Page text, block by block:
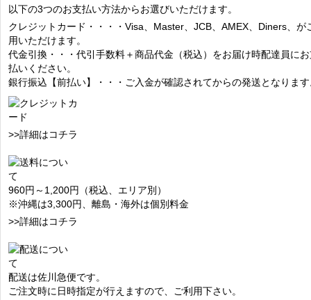
以下の3つのお支払い方法からお選びいただけます。
クレジットカード・・・・Visa、Master、JCB、AMEX、Diners、が
用いただけます。
代金引換・・・代引手数料＋商品代金（税込）をお届け時配達員に
払いください。
銀行振込【前払い】・・・ご入金が確認されてからの発送となりま
>>詳細はコチラ
960円～1,200円（税込、エリア別）
※沖縄は3,300円、離島・海外は個別料金
>>詳細はコチラ
配送は佐川急便です。
ご注文時に日時指定が行えますので、ご利用下さい。